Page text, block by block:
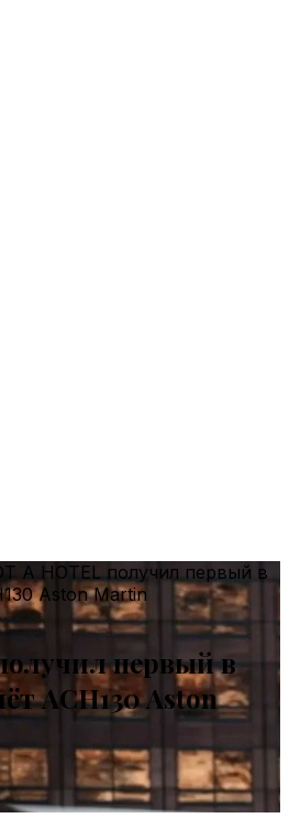
A HOTEL получил первый в
Aston Martin
первый в
ACH130 Aston